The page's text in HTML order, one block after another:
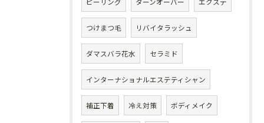
つけまつ毛 リバイタラッシュ
ダマスバラ花水 セラミド
インターナショナルエステティシャン
補正下着 冷え対策 ボディメイク